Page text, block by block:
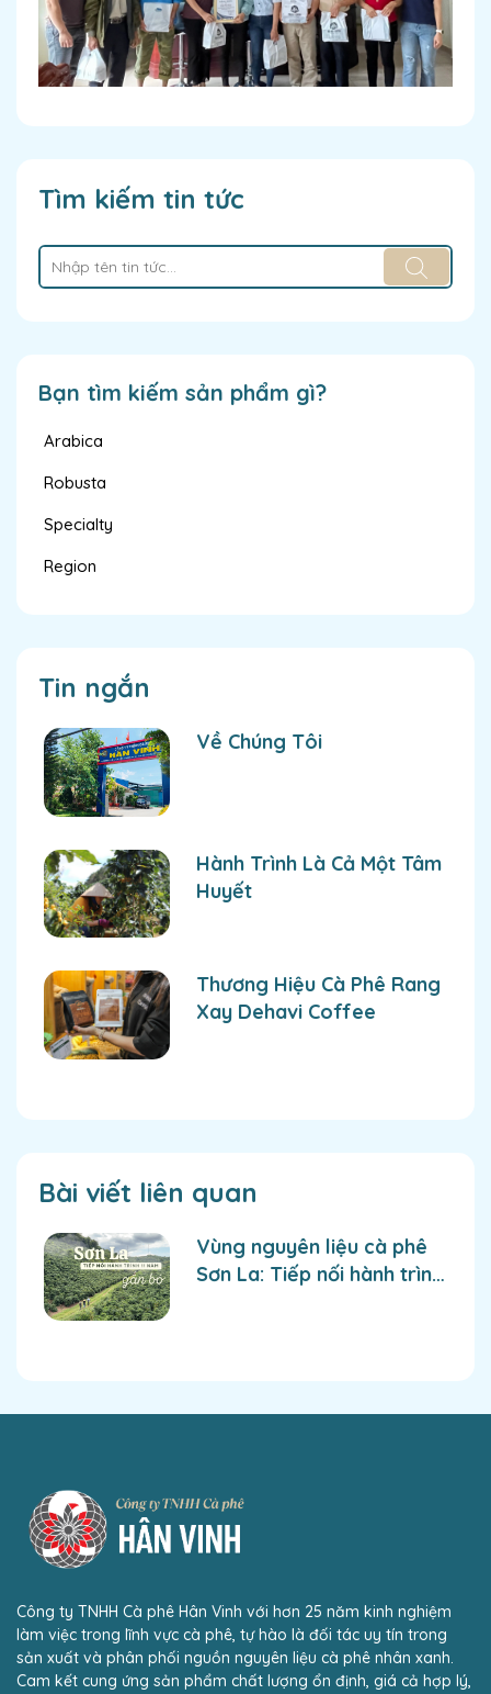
Tìm kiếm tin tức
Bạn tìm kiếm sản phẩm gì?
Arabica
Robusta
Specialty
Region
Tin ngắn
Về Chúng Tôi
Hành Trình Là Cả Một Tâm
Huyết
Thương Hiệu Cà Phê Rang
Xay Dehavi Coffee
Bài viết liên quan
Vùng nguyên liệu cà phê
Sơn La: Tiếp nối hành trình
Công ty TNHH Cà phê Hân Vinh với hơn 25 năm kinh nghiệm
làm việc trong lĩnh vực cà phê, tự hào là đối tác uy tín trong
sản xuất và phân phối nguồn nguyên liệu cà phê nhân xanh.
Cam kết cung ứng sản phẩm chất lượng ổn định, giá cả hợp lý,